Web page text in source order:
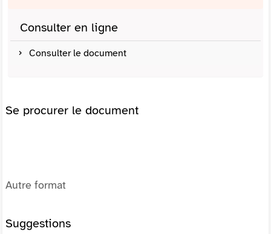
Consulter en ligne
Consulter le document
Se procurer le document
Autre format
Suggestions